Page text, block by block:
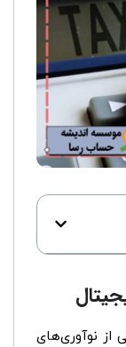
از نوآوری‌های